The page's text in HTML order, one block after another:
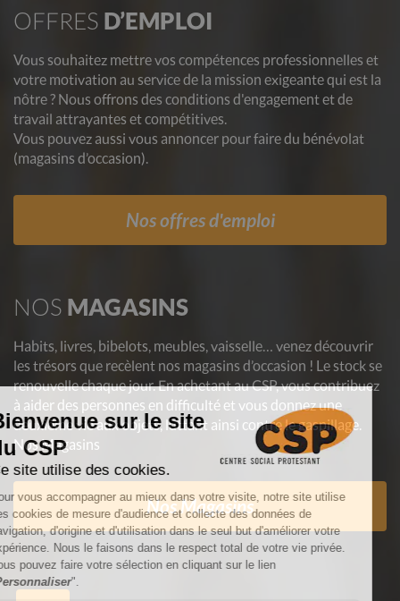
OFFRES D’EMPLOI
Vous souhaitez mettre vos compétences professionnelles et
votre motivation au service de la mission exigeante qui est la
nôtre ? Nous offrons des conditions d'engagement et de
travail attrayantes et compétitives.
Vous pouvez aussi vous annoncer pour faire du bénévolat
(magasins d’occasion).
Nos offres d'emploi
NOS MAGASINS
Habits, livres, bibelots, meubles, vaisselle… venez découvrir
les trésors que recèlent nos magasins d’occasion ! Le stock se
renouvelle chaque jour. En achetant au CSP, vous contribuez
à aider des personnes en difficulté et vous donnez une
deuxième vie aux objets, luttant ainsi contre le gaspillage.
Nos Magasins
Nos Magasins